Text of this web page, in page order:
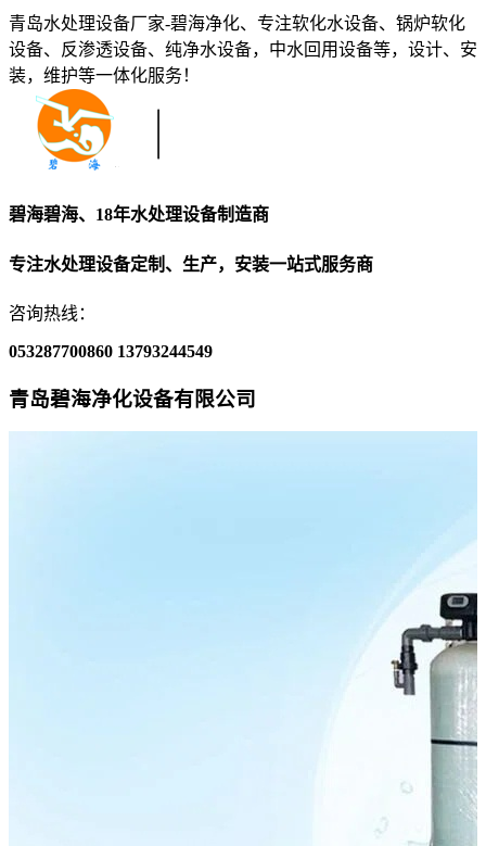
青岛水处理设备厂家-碧海净化、专注软化水设备、锅炉软化
设备、反渗透设备、纯净水设备，中水回用设备等，设计、安
装，维护等一体化服务！
碧海碧海、18年水处理设备制造商
专注水处理设备定制、生产，安装一站式服务商
咨询热线：
053287700860 13793244549
青岛碧海净化设备有限公司